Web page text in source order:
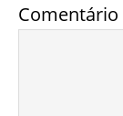
Comentário